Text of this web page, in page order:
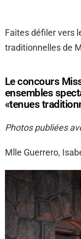
Faites défiler vers
traditionnelles de
Le concours
ensembles
«tenues
Photos publiées
Mlle Guerrero,